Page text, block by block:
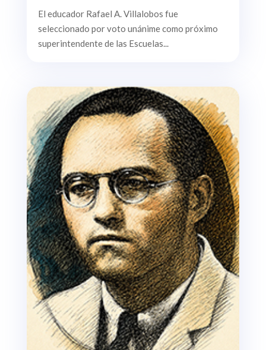
El educador Rafael A. Villalobos fue
seleccionado por voto unánime como próximo
superintendente de las Escuelas...